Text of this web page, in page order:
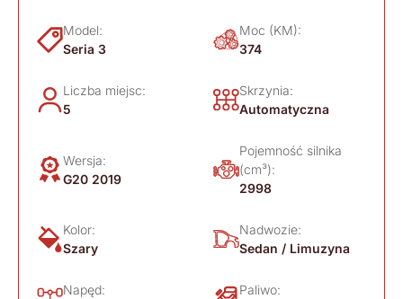
Model:
Seria 3
Moc (KM):
374
Liczba miejsc:
5
Skrzynia:
Automatyczna
Wersja:
G20 2019
Pojemność silnika
(cm³):
2998
Kolor:
Szary
Nadwozie:
Sedan / Limuzyna
Napęd:
Paliwo: